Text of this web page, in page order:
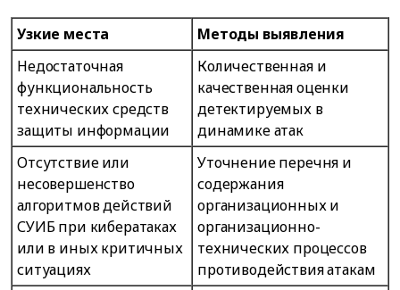
Узкие места
Методы выявления
Недостаточная
функциональность
технических средств
защиты информации
Количественная и
качественная оценки
детектируемых в
динамике атак
Отсутствие или
несовершенство
алгоритмов действий
СУИБ при кибератаках
или в иных критичных
ситуациях
Уточнение перечня и
содержания
организационных и
организационно-
технических процессов
противодействия атакам